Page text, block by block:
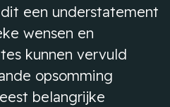
een understatement
wensen en
kunnen vervuld
opsomming
belangrijke